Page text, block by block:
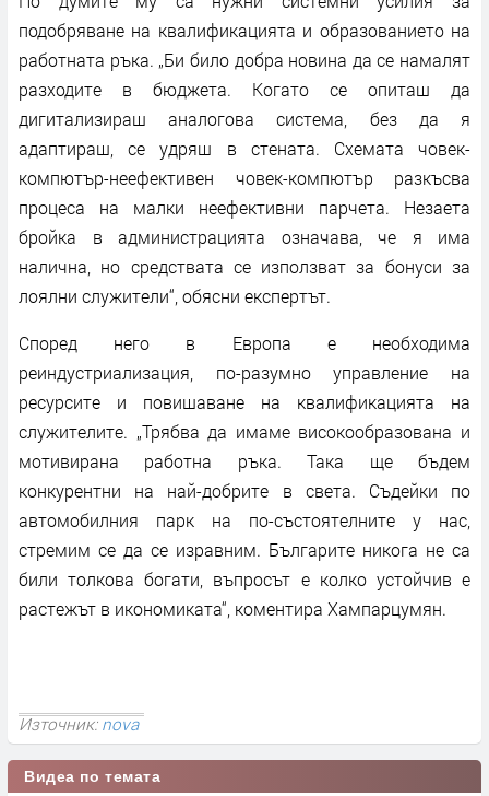
подобряване на квалификацията и образованието на
работната ръка. „Би било добра новина да се намалят
разходите в бюджета. Когато се опиташ да
дигитализираш аналогова система, без да я
адаптираш, се удряш в стената. Схемата човек-
компютър-неефективен човек-компютър разкъсва
процеса на малки неефективни парчета. Незаета
бройка в администрацията означава, че я има
налична, но средствата се използват за бонуси за
лоялни служители“, обясни експертът.
Според него в Европа е необходима
реиндустриализация, по-разумно управление на
ресурсите и повишаване на квалификацията на
служителите. „Трябва да имаме високообразована и
мотивирана работна ръка. Така ще бъдем
конкурентни на най-добрите в света. Съдейки по
автомобилния парк на по-състоятелните у нас,
стремим се да се изравним. Българите никога не са
били толкова богати, въпросът е колко устойчив е
растежът в икономиката“, коментира Хампарцумян.
Източник: nova
Видеа по темата